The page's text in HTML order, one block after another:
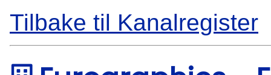
Tilbake til Kanalregister